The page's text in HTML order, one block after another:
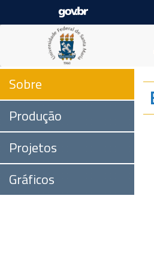
Sobre
Produção
Projetos
Gráficos